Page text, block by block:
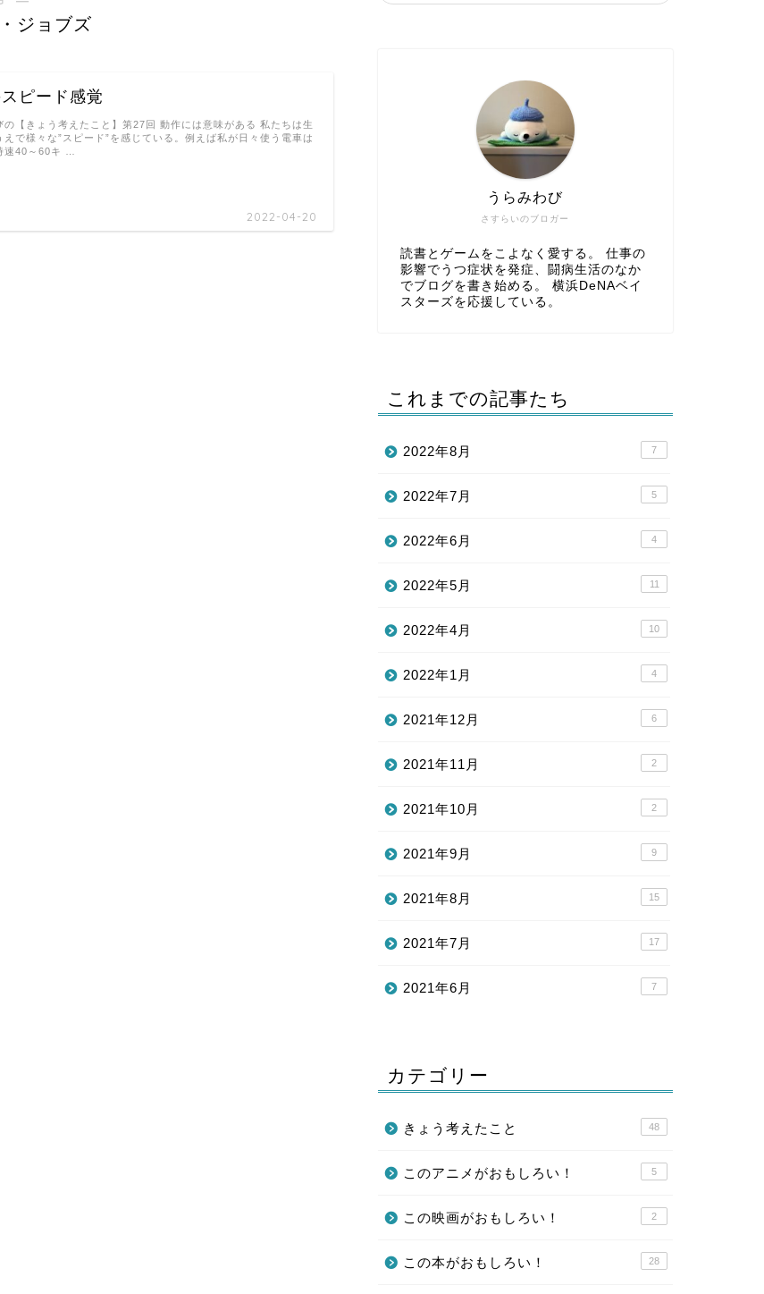
ジョブズ
ピード感覚
2022-04-20
の【きょう考えたこと】第27回 動作には意味がある 私たちは生
えで様々な”スピード”を感じている。例えば私が日々使う電車は
速40～60キ …
さすらいのブロガー
うらみわび
読書とゲームをこよなく愛する。 仕事の
影響でうつ症状を発症、闘病生活のなか
でブログを書き始める。 横浜DeNAベイ
スターズを応援している。
これまでの記事たち
2022年8月 7
2022年7月 5
2022年6月 4
2022年5月 11
2022年4月 10
2022年1月 4
2021年12月 6
2021年11月 2
2021年10月 2
2021年9月 9
2021年8月 15
2021年7月 17
2021年6月 7
カテゴリー
きょう考えたこと 48
このアニメがおもしろい！ 5
この映画がおもしろい！ 2
この本がおもしろい！ 28